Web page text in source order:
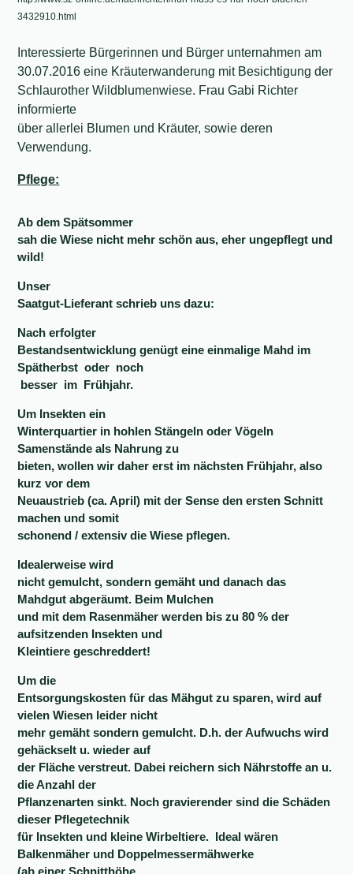
3432910.html
Interessierte Bürgerinnen und Bürger unternahmen am
30.07.2016 eine Kräuterwanderung mit Besichtigung der
Schlaurother Wildblumenwiese. Frau Gabi Richter
informierte
über allerlei Blumen und Kräuter, sowie deren
Verwendung.
Pflege:
Ab dem Spätsommer
sah die Wiese nicht mehr schön aus, eher ungepflegt und
wild!
Unser
Saatgut-Lieferant schrieb uns dazu:
Nach erfolgter
Bestandsentwicklung genügt eine einmalige Mahd im
Spätherbst oder noch
besser im Frühjahr.
Um Insekten ein
Winterquartier in hohlen Stängeln oder Vögeln
Samenstände als Nahrung zu
bieten, wollen wir daher erst im nächsten Frühjahr, also
kurz vor dem
Neuaustrieb (ca. April) mit der Sense den ersten Schnitt
machen und somit
schonend / extensiv die Wiese pflegen.
Idealerweise wird
nicht gemulcht, sondern gemäht und danach das
Mahdgut abgeräumt. Beim Mulchen
und mit dem Rasenmäher werden bis zu 80 % der
aufsitzenden Insekten und
Kleintiere geschreddert!
Um die
Entsorgungskosten für das Mähgut zu sparen, wird auf
vielen Wiesen leider nicht
mehr gemäht sondern gemulcht. D.h. der Aufwuchs wird
gehäckselt u. wieder auf
der Fläche verstreut. Dabei reichern sich Nährstoffe an u.
die Anzahl der
Pflanzenarten sinkt. Noch gravierender sind die Schäden
dieser Pflegetechnik
für Insekten und kleine Wirbeltiere. Idealwären
Balkenmäher und Doppelmessermähwerke
(ab einer Schnitthöhe